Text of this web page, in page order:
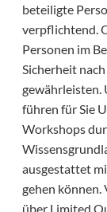
beteiligte
verpflichtend.
Personen im
Sicherheit
gewährleisten.
führen für Sie
Workshops
ausgestattet
gehen können.
über Limited